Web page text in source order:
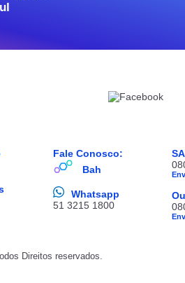
Fale Conosco:
Bah
Whatsapp
51 3215 1800
Direitos reservados.